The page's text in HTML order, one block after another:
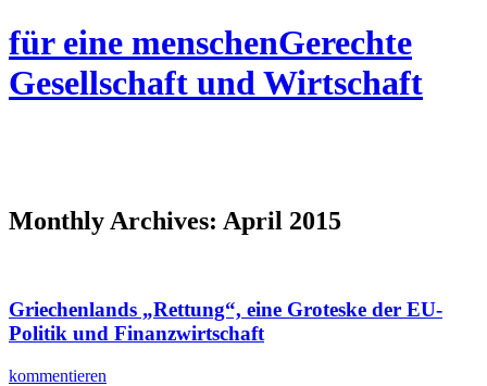
für eine menschenGerechte
Gesellschaft und Wirtschaft
Monthly Archives: April 2015
Griechenlands „Rettung“, eine Groteske der EU-
Politik und Finanzwirtschaft
kommentieren